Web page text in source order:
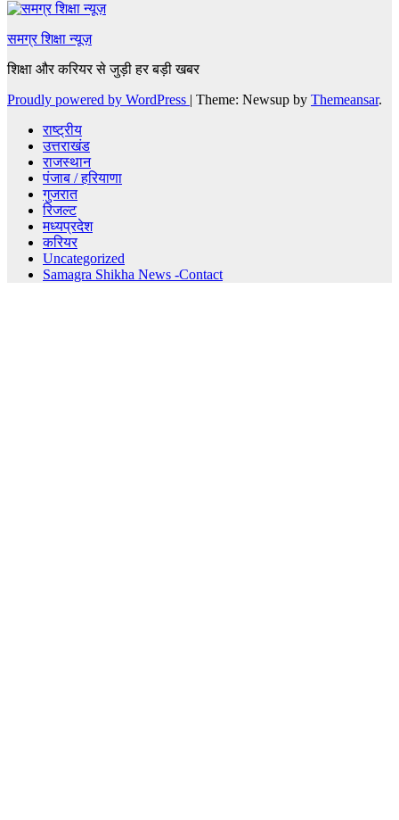
समग्र शिक्षा न्यूज़
शिक्षा और करियर से जुड़ी हर बड़ी खबर
Proudly powered by WordPress | Theme: Newsup by Themeansar.
राष्ट्रीय
उत्तराखंड
राजस्थान
पंजाब / हरियाणा
गुजरात
रिजल्ट
मध्यप्रदेश
करियर
Uncategorized
Samagra Shikha News -Contact